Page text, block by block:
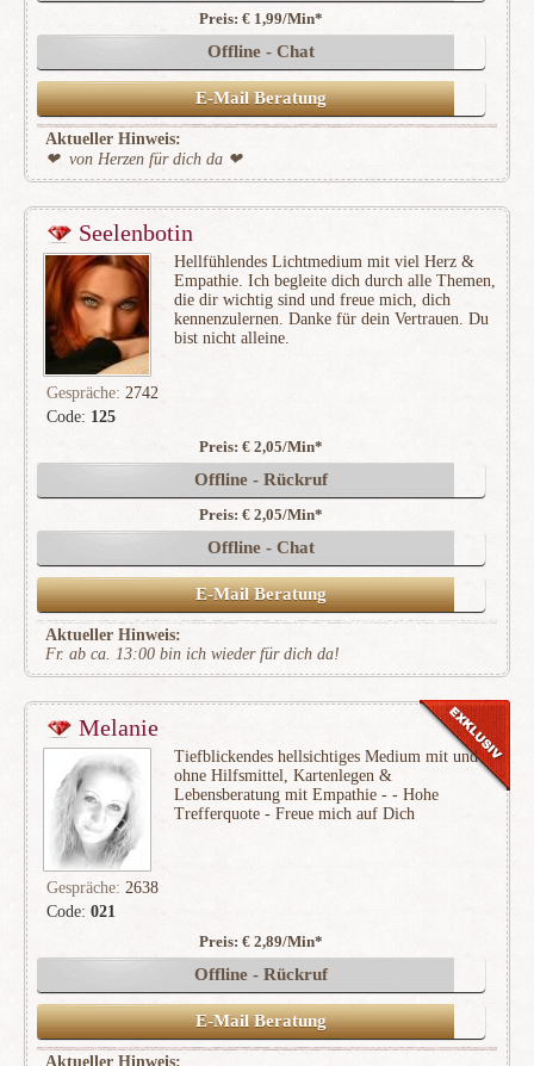
Preis: € 1,99/Min*
Offline - Chat
E-Mail Beratung
Aktueller Hinweis:
❤ ️ von Herzen für dich da ❤ ️
Seelenbotin
Code: 125
Hellfühlendes Lichtmedium mit viel Herz &
Empathie. Ich begleite dich durch alle Themen,
die dir wichtig sind und freue mich, dich
kennenzulernen. Danke für dein Vertrauen. Du
bist nicht alleine.
Gespräche: 2742
(514)
Preis: € 2,05/Min*
Offline - Rückruf
Preis: € 2,05/Min*
Offline - Chat
E-Mail Beratung
Aktueller Hinweis:
Fr. ab ca. 13:00 bin ich wieder für dich da!
Melanie
Code: 021
Tiefblickendes hellsichtiges Medium mit und
ohne Hilfsmittel, Kartenlegen &
Lebensberatung mit Empathie - - Hohe
Trefferquote - Freue mich auf Dich
Gespräche: 2638
(755)
Preis: € 2,89/Min*
Offline - Rückruf
E-Mail Beratung
Aktueller Hinweis: